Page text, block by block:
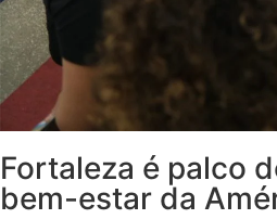
Fortaleza é palco
bem-estar da